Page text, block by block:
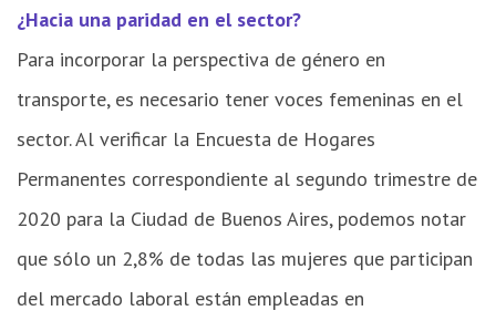
¿Hacia una paridad en el sector?
Para incorporar la perspectiva de género en
transporte, es necesario tener voces femeninas en el
sector. Al verificar la Encuesta de Hogares
Permanentes correspondiente al segundo trimestre de
2020 para la Ciudad de Buenos Aires, podemos notar
que sólo un 2,8% de todas las mujeres que participan
del mercado laboral están empleadas en